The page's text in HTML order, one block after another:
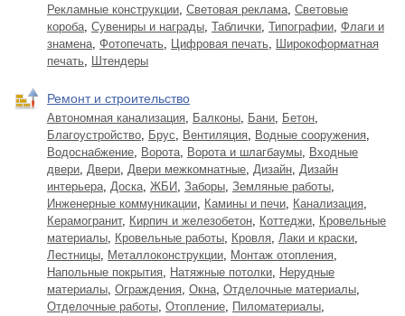
Рекламные конструкции, Световая реклама, Световые
короба, Сувениры и награды, Таблички, Типографии, Флаги и
знамена, Фотопечать, Цифровая печать, Широкоформатная
печать, Штендеры
Ремонт и строительство
Автономная канализация, Балконы, Бани, Бетон,
Благоустройство, Брус, Вентиляция, Водные сооружения,
Водоснабжение, Ворота, Ворота и шлагбаумы, Входные
двери, Двери, Двери межкомнатные, Дизайн, Дизайн
интерьера, Доска, ЖБИ, Заборы, Земляные работы,
Инженерные коммуникации, Камины и печи, Канализация,
Керамогранит, Кирпич и железобетон, Коттеджи, Кровельные
материалы, Кровельные работы, Кровля, Лаки и краски,
Лестницы, Металлоконструкции, Монтаж отопления,
Напольные покрытия, Натяжные потолки, Нерудные
материалы, Ограждения, Окна, Отделочные материалы,
Отделочные работы, Отопление, Пиломатериалы,